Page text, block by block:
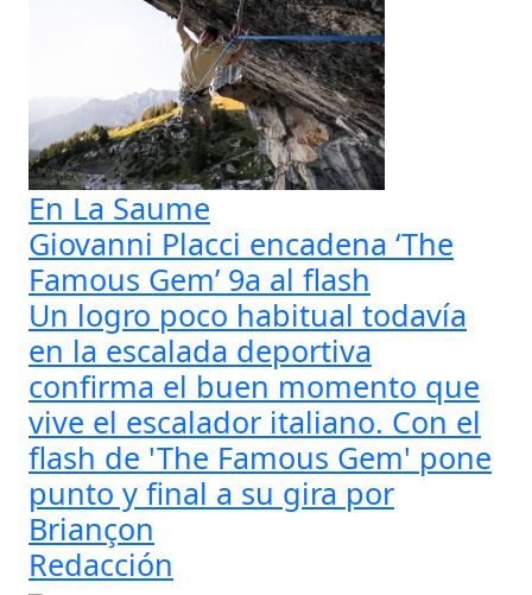
En La Saume
Giovanni Placci encadena ‘The
Famous Gem’ 9a al flash
Un logro poco habitual todavía
en la escalada deportiva
confirma el buen momento que
vive el escalador italiano. Con el
flash de 'The Famous Gem' pone
punto y final a su gira por
Briançon
Redacción